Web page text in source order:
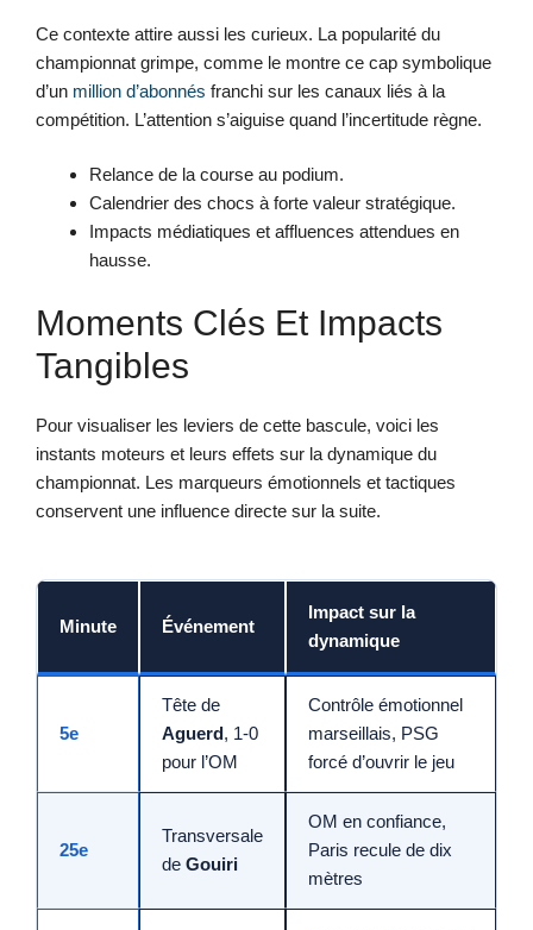
Ce contexte attire aussi les curieux. La popularité du
championnat grimpe, comme le montre ce cap symbolique
d’un million d’abonnés franchi sur les canaux liés à la
compétition. L’attention s’aiguise quand l’incertitude règne.
Relance de la course au podium.
Calendrier des chocs à forte valeur stratégique.
Impacts médiatiques et affluences attendues en
hausse.
Moments Clés Et Impacts
Tangibles
Pour visualiser les leviers de cette bascule, voici les
instants moteurs et leurs effets sur la dynamique du
championnat. Les marqueurs émotionnels et tactiques
conservent une influence directe sur la suite.
Minute Événement
Impact sur la
dynamique
5e
Tête de
Aguerd, 1-0
pour l’OM
Contrôle émotionnel
marseillais, PSG
forcé d’ouvrir le jeu
25e
Transversale
de Gouiri
OM en confiance,
Paris recule de dix
mètres